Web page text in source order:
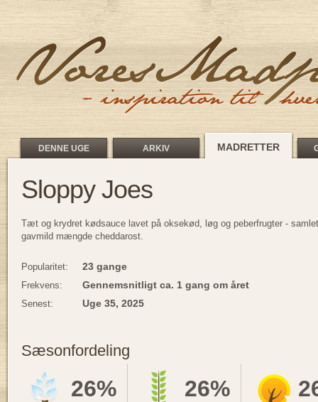
Sloppy Joes
Tæt og krydret kødsauce lavet på oksekød, løg og peberfrugter -
gavmild mængde cheddarost.
Popularitet: 23 gange
Frekvens: Gennemsnitligt ca. 1 gang om året
Senest: Uge 35, 2025
Sæsonfordeling
26% 26%
DENNE UGE ARKIV MADRETTER